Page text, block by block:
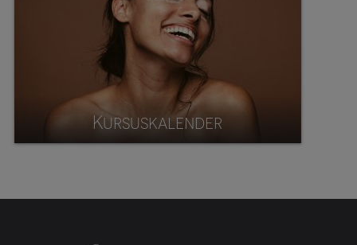
Kursuskalender